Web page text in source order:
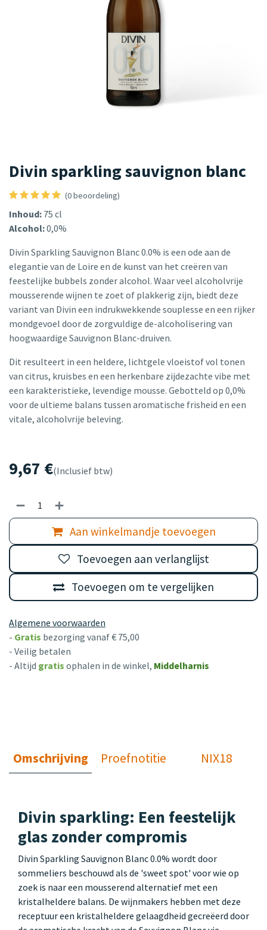
Divin sparkling sauvignon blanc
(0 beoordeling)
Inhoud: 75 cl
Alcohol:0,0%
Divin Sparkling Sauvignon Blanc 0.0% is een ode aan de
elegantie van de Loire en de kunst van het creëren van
feestelijke bubbels zonder alcohol. Waar veel alcoholvrije
mousserende wijnen te zoet of plakkerig zijn, biedt deze
variant van Divin een indrukwekkende souplesse en een rijker
mondgevoel door de zorgvuldige de-alcoholisering van
hoogwaardige Sauvignon Blanc-druiven.
Dit resulteert in een heldere, lichtgele vloeistof vol tonen
van citrus, kruisbes en een herkenbare zijdezachte vibe met
een karakteristieke, levendige mousse. Gebotteld op 0,0%
voor de ultieme balans tussen aromatische frisheid en een
vitale, alcoholvrije beleving.
9,67 €(Inclusief btw)
Aan winkelmandje toevoegen
Toevoegen om te vergelijken
Toevoegen aan verlanglijst
Algemene voorwaarden
- Gratis bezorging vanaf € 75,00
- Veilig betalen
- Altijd gratis ophalen in de winkel, Middelharnis
Omschrijving Proefnotitie NIX18
Divin sparkling: Een feestelijk
glas zonder compromis
Divin Sparkling Sauvignon Blanc 0.0% wordt door
sommeliers beschouwd als de 'sweet spot' voor wie op
zoek is naar een mousserend alternatief met een
kristalheldere balans. De wijnmakers hebben met deze
receptuur een kristalheldere gelaagdheid gecreëerd door